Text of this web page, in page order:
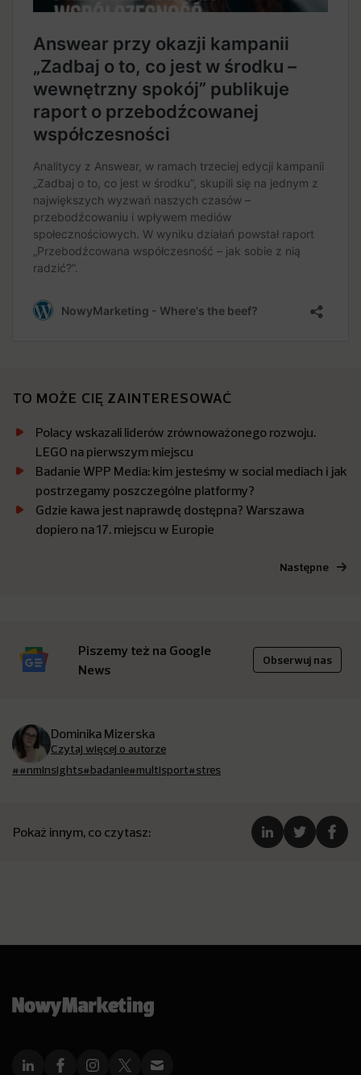
TO MOŻE CIĘ ZAINTERESOWAĆ
Polacy wskazali liderów zrównoważonego rozwoju.
LEGO na pierwszym miejscu
Badanie WPP Media: kim jesteśmy w social mediach i jak
postrzegamy poszczególne platformy?
Gdzie kawa jest naprawdę dostępna? Warszawa
dopiero na 17. miejscu w Europie
Następne
Piszemy też na Google
News
Obserwuj nas
Dominika Mizerska
Czytaj więcej o autorze
##nminsights#badanie#multisport#stres
Pokaż innym, co czytasz: